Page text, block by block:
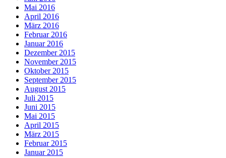
Mai 2016
April 2016
März 2016
Februar 2016
Januar 2016
Dezember 2015
November 2015
Oktober 2015
September 2015
August 2015
Juli 2015
Juni 2015
Mai 2015
April 2015
März 2015
Februar 2015
Januar 2015